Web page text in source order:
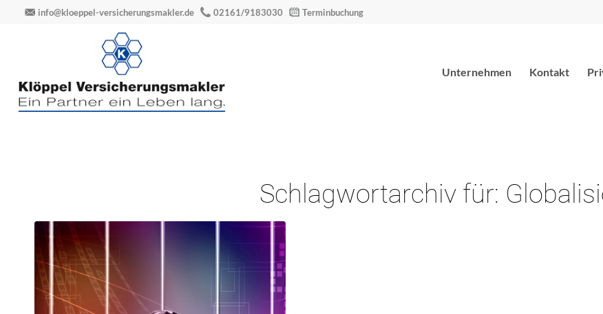
info@kloeppel-versicherungsmakler.de 02161/9183030 Terminbuchung
Unternehmen Kontakt
Schlagwortarchiv für: